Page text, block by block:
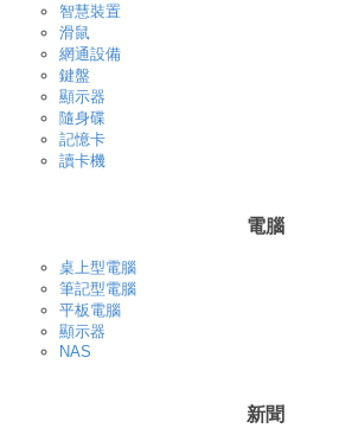
智慧裝置
滑鼠
網通設備
鍵盤
顯示器
隨身碟
記憶卡
讀卡機
電腦
桌上型電腦
筆記型電腦
平板電腦
顯示器
NAS
新聞